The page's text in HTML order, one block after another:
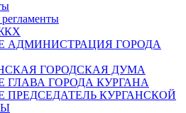
АДМИНИСТРАЦИЯ ГОРОДА
ГОРОДСКАЯ ДУМА
ГОРОДА КУРГАНА
ПРЕДСЕДАТЕЛЬ КУРГАНСКОЙ